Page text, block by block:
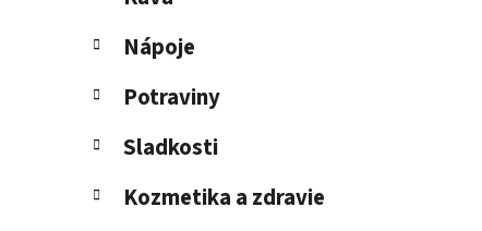
a
n
l
i
Nápoje
Potraviny
Sladkosti
Kozmetika a zdravie